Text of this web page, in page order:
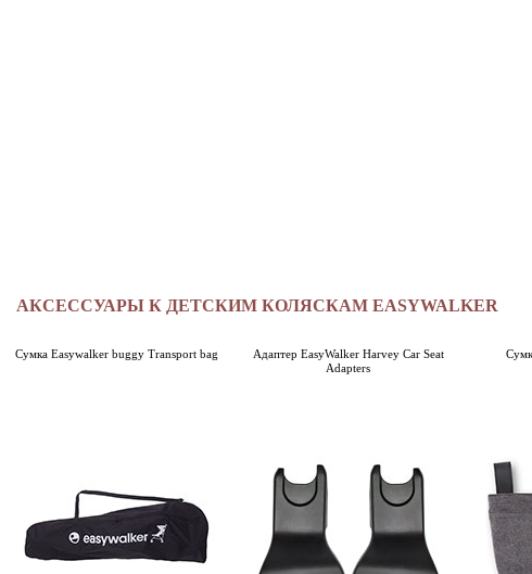
АКСЕССУАРЫ К ДЕТСКИМ КОЛЯСКАМ EASYWALKER
Сумка Easywalker buggy Transport bag
Адаптер EasyWalker Harvey Car Seat
Adapters